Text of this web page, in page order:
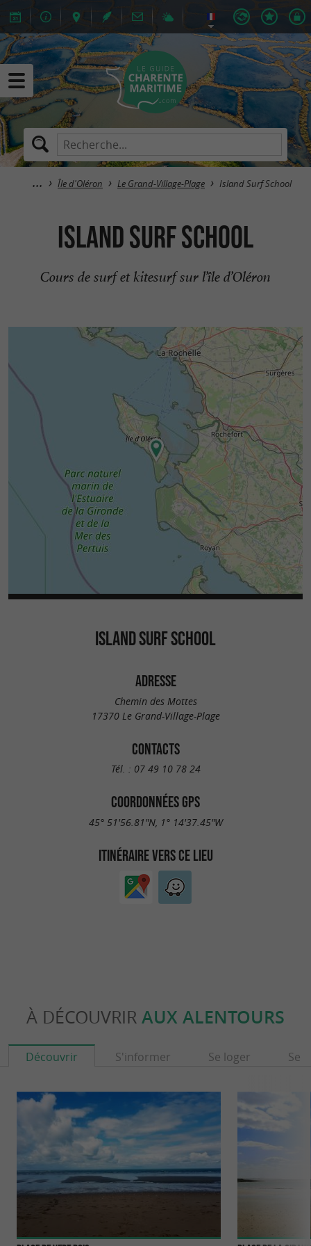
Île d'Oléron Le Grand-Village-Plage Island Surf School
Island Surf School
Cours de surf et kitesurf sur l’île d’Oléron
ISLAND SURF SCHOOL
ADRESSE
Chemin des Mottes
17370 Le Grand-Village-Plage
CONTACTS
Tél. : 07 49 10 78 24
COORDONNÉES GPS
45° 51'56.81"N, 1° 14'37.45"W
ITINÉRAIRE VERS CE LIEU
À DÉCOUVRIR AUX ALENTOURS
Découvrir S'informer Se loger Se